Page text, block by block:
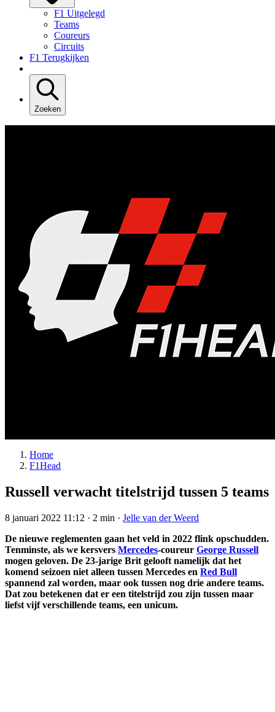
F1 Uitgelegd
Teams
Coureurs
Circuits
F1 Terugkijken
Zoeken
Home
F1Head
Russell verwacht titelstrijd tussen 5 teams
8 januari 2022 11:12 · 2 min · Jelle van der Weerd
De nieuwe reglementen gaan het veld in 2022 flink opschudden.
Tenminste, als we kersvers Mercedes-coureur George Russell
mogen geloven. De 23-jarige Brit gelooft namelijk dat het
komend seizoen niet alleen tussen Mercedes en Red Bull
spannend zal worden, maar ook tussen nog drie andere teams.
Dat zou betekenen dat er een titelstrijd zou zijn tussen maar
liefst vijf verschillende teams, een unicum.